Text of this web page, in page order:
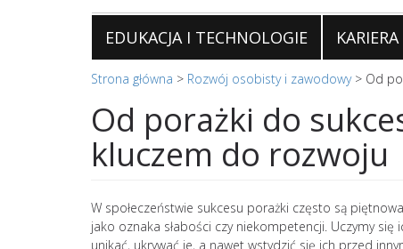
EDUKACJA I TECHNOLOGIE
Strona główna > Rozwój osobisty i zawodowy > Od
Od porażki do
kluczem do rozwoju
W społeczeństwie sukcesu porażki często są
jako oznaka słabości czy niekompetencji. Uczymy się
unikać, ukrywać je, a nawet wstydzić się ich przed